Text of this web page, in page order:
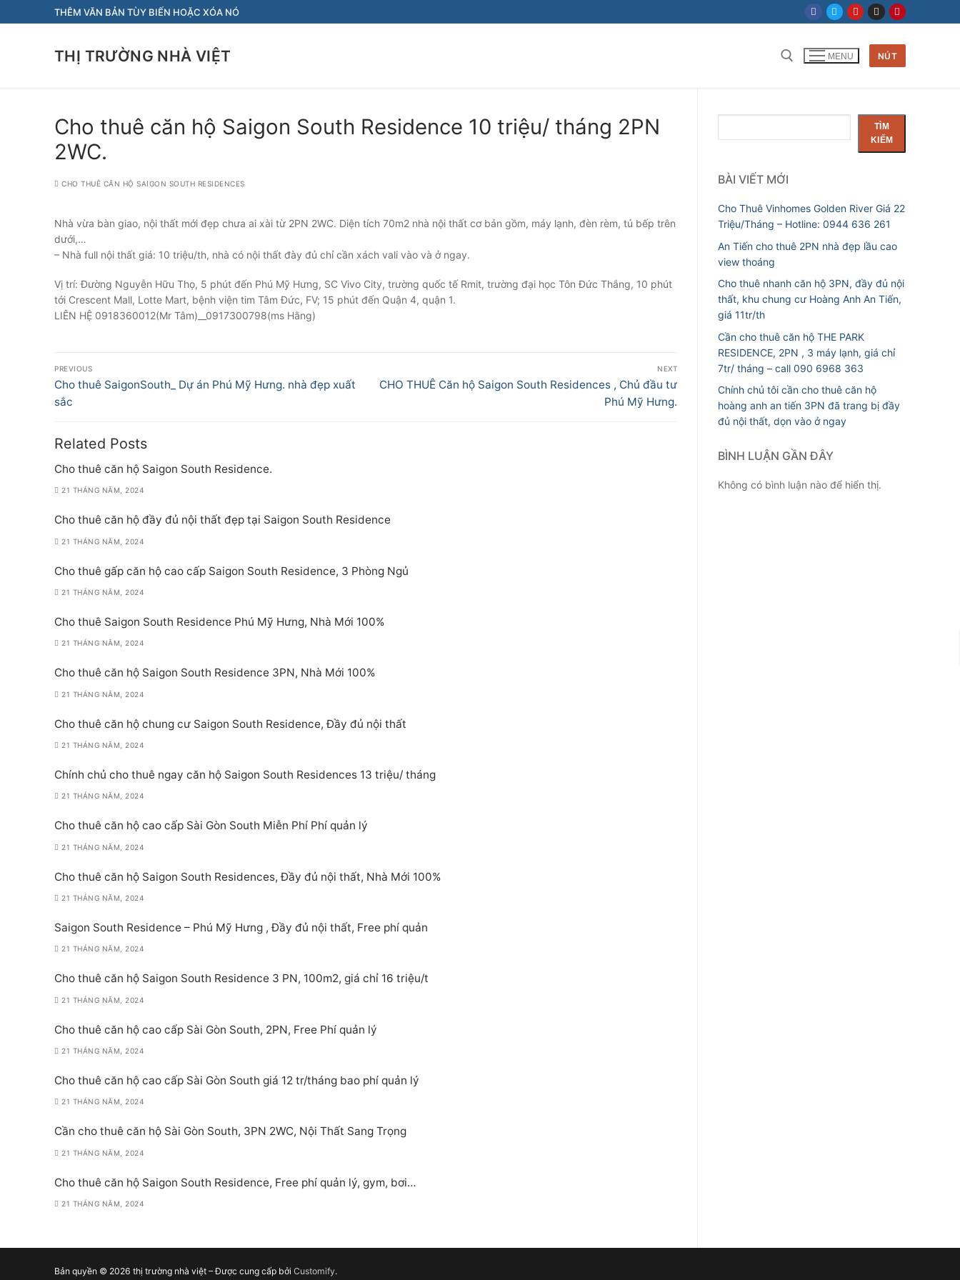
đến
THÊM VĂN BẢN TÙY BIẾN HOẶC XÓA NÓ
THỊ TRƯỜNG NHÀ VIỆT MENU NÚT
Cho thuê căn hộ Saigon South Residence 10 triệu/ tháng 2PN
2WC.
CHO THUÊ CĂN HỘ SAIGON SOUTH RESIDENCES
Nhà vừa bàn giao, nội thất mới đẹp chưa ai xài từ 2PN 2WC. Diện tích 70m2 nhà nội thất cơ bản gồm, máy lạnh, đèn rèm, tủ bếp trên
dưới,…
– Nhà full nội thất giá: 10 triệu/th, nhà có nội thất đày đủ chỉ cần xách vali vào và ở ngay.
Vị trí: Đường Nguyễn Hữu Thọ, 5 phút đến Phú Mỹ Hưng, SC Vivo City, trường quốc tế Rmit, trường đại học Tôn Đức Thắng, 10 phút
tới Crescent Mall, Lotte Mart, bệnh viện tim Tâm Đức, FV; 15 phút đến Quận 4, quận 1.
LIÊN HỆ 0918360012(Mr Tâm)__0917300798(ms Hằng)
Điều
hướng
bài
viết
PREVIOUS
Previous
post:
Cho thuê SaigonSouth_ Dự án Phú Mỹ Hưng. nhà đẹp xuất
sắc
NEXT
Next
CHO THUÊ Căn hộ Saigon South Residences , Chủ đầu tư
Phú Mỹ Hưng.
Related Posts
Cho thuê căn hộ Saigon South Residence.
21 THÁNG NĂM, 2024
Cho thuê căn hộ đầy đủ nội thất đẹp tại Saigon South Residence
21 THÁNG NĂM, 2024
Cho thuê gấp căn hộ cao cấp Saigon South Residence, 3 Phòng Ngủ
21 THÁNG NĂM, 2024
Cho thuê Saigon South Residence Phú Mỹ Hưng, Nhà Mới 100%
21 THÁNG NĂM, 2024
Cho thuê căn hộ Saigon South Residence 3PN, Nhà Mới 100%
21 THÁNG NĂM, 2024
Cho thuê căn hộ chung cư Saigon South Residence, Đầy đủ nội thất
21 THÁNG NĂM, 2024
Chính chủ cho thuê ngay căn hộ Saigon South Residences 13 triệu/ tháng
21 THÁNG NĂM, 2024
Cho thuê căn hộ cao cấp Sài Gòn South Miễn Phí Phí quản lý
21 THÁNG NĂM, 2024
Cho thuê căn hộ Saigon South Residences, Đầy đủ nội thất, Nhà Mới 100%
21 THÁNG NĂM, 2024
Saigon South Residence – Phú Mỹ Hưng , Đầy đủ nội thất, Free phí quản
21 THÁNG NĂM, 2024
Cho thuê căn hộ Saigon South Residence 3 PN, 100m2, giá chỉ 16 triệu/t
21 THÁNG NĂM, 2024
Cho thuê căn hộ cao cấp Sài Gòn South, 2PN, Free Phí quản lý
21 THÁNG NĂM, 2024
Cho thuê căn hộ cao cấp Sài Gòn South giá 12 tr/tháng bao phí quản lý
21 THÁNG NĂM, 2024
Cần cho thuê căn hộ Sài Gòn South, 3PN 2WC, Nội Thất Sang Trọng
21 THÁNG NĂM, 2024
Cho thuê căn hộ Saigon South Residence, Free phí quản lý, gym, bơi…
21 THÁNG NĂM, 2024
kiếm
TÌM
KIẾM
BÀI VIẾT MỚI
Cho Thuê Vinhomes Golden River Giá 22
Triệu/Tháng – Hotline: 0944 636 261
An Tiến cho thuê 2PN nhà đẹp lầu cao
view thoáng
Cho thuê nhanh căn hộ 3PN, đầy đủ nội
thất, khu chung cư Hoàng Anh An Tiến,
giá 11tr/th
Cần cho thuê căn hộ THE PARK
RESIDENCE, 2PN , 3 máy lạnh, giá chỉ
7tr/ tháng – call 090 6968 363
Chính chủ tôi cần cho thuê căn hộ
hoàng anh an tiến 3PN đã trang bị đầy
đủ nội thất, dọn vào ở ngay
BÌNH LUẬN GẦN ĐÂY
Không có bình luận nào để hiển thị.
Bản quyền © 2026 thị trường nhà việt – Được cung cấp bởi Customify.